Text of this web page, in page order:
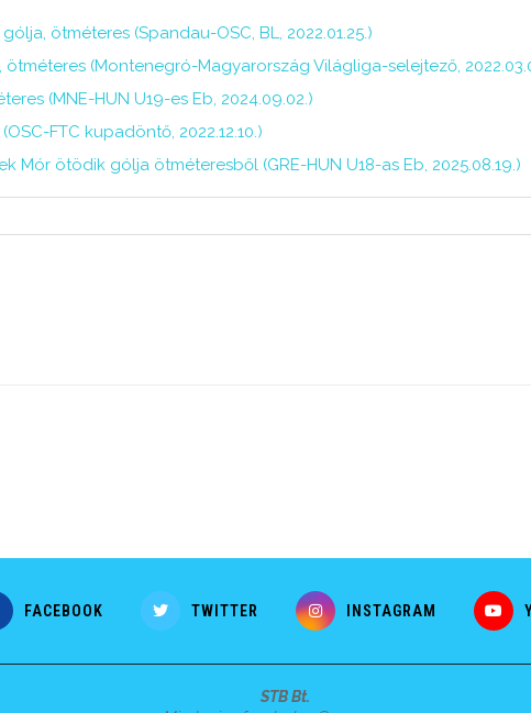
ötméteres (Spandau-OSC, BL, 2022.01.25.)
ötméteres (Montenegró-Magyarország Világliga-selejtező,
(MNE-HUN U19-es Eb, 2024.09.02.)
FTC kupadöntő, 2022.12.10.)
Mór ötödik gólja ötméteresből (GRE-HUN U18-as Eb, 2025.08.19.)
FACEBOOK TWITTER INSTAGRAM
STB Bt.